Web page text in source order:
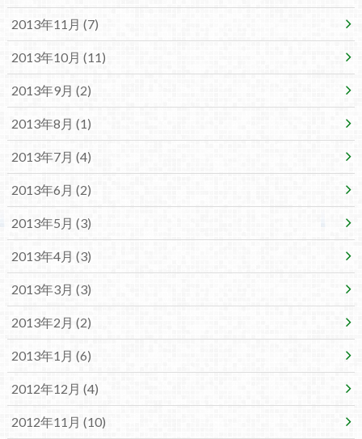
2013年11月 (7)
2013年10月 (11)
2013年9月 (2)
2013年8月 (1)
2013年7月 (4)
2013年6月 (2)
2013年5月 (3)
2013年4月 (3)
2013年3月 (3)
2013年2月 (2)
2013年1月 (6)
2012年12月 (4)
2012年11月 (10)